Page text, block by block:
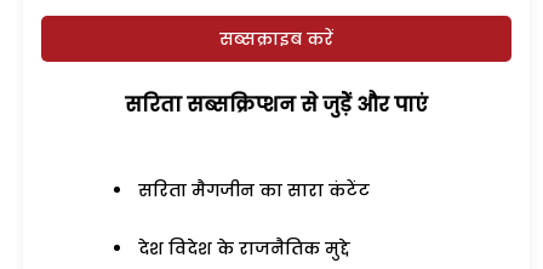
सब्सक्राइब करें
सरिता सब्सक्रिप्शन से जुड़ेें और पाएं
सरिता मैगजीन का सारा कंटेंट
देश विदेश के राजनैतिक मुद्दे